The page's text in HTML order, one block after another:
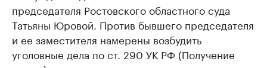
председателя Ростовского областного суда
Татьяны Юровой. Против бывшего председателя
и ее заместителя намерены возбудить
уголовные дела по ст. 290 УК РФ (Получение